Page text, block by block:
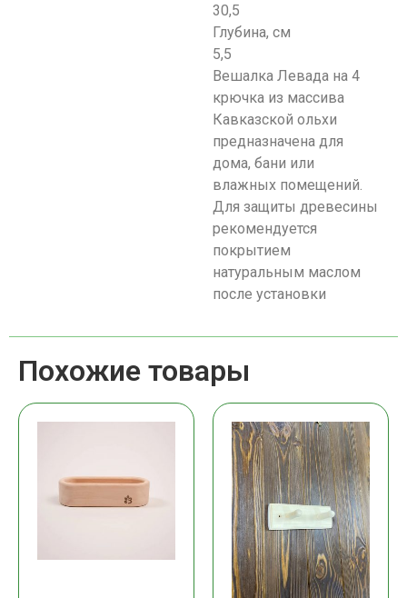
30,5
Глубина, см
5,5
Вешалка Левада на 4
крючка из массива
Кавказской ольхи
предназначена для
дома, бани или
влажных помещений.
Для защиты древесины
рекомендуется
покрытием
натуральным маслом
после установки
Похожие товары